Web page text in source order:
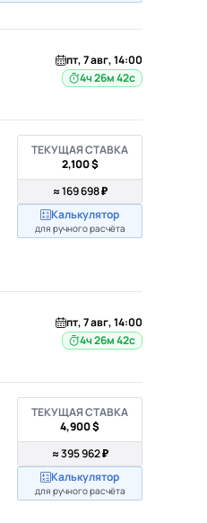
пт, 7 авг, 14:00
4ч 26м 41с
ТЕКУЩАЯ СТАВКА
2,100 $
≈ 169 698 ₽
Калькулятор
для ручного расчёта
пт, 7 авг, 14:00
4ч 26м 41с
ТЕКУЩАЯ СТАВКА
4,900 $
≈ 395 962 ₽
Калькулятор
для ручного расчёта